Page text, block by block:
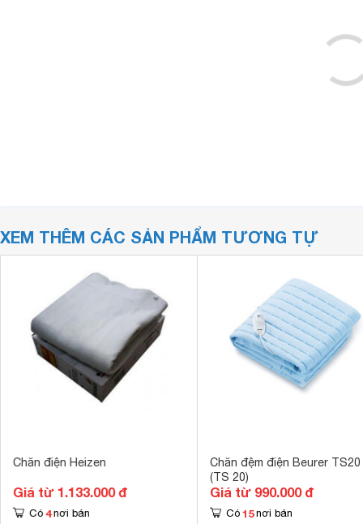
XEM THÊM CÁC SẢN PHẨM TƯƠNG TỰ
Chăn điện Heizen
Giá từ 1.133.000 đ
Có 4 nơi bán
Chăn đệm điện Beurer TS20
(TS 20)
Giá từ 990.000 đ
Có 15 nơi bán